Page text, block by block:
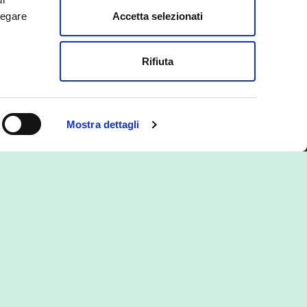
Mostra dettagli
Accetta selezionati
Rifiuta
Contattaci
Via Evangelista Torricelli, 37
Orari di apertura: